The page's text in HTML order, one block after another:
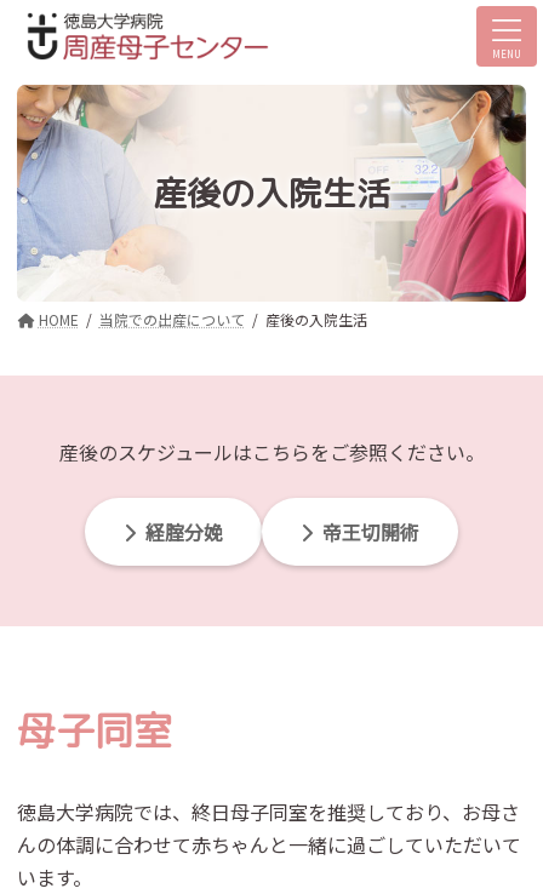
ン
ツ
へ
ス
ッ
プ
ー
シ
ョ
ン
移
動
産後の入院生活
HOME 当院での出産について 産後の入院生活
産後のスケジュールはこちらをご参照ください。
経腟分娩 帝王切開術
母子同室
徳島大学病院では、終日母子同室を推奨しており、お母さ
んの体調に合わせて赤ちゃんと一緒に過ごしていただいて
います。
MENU